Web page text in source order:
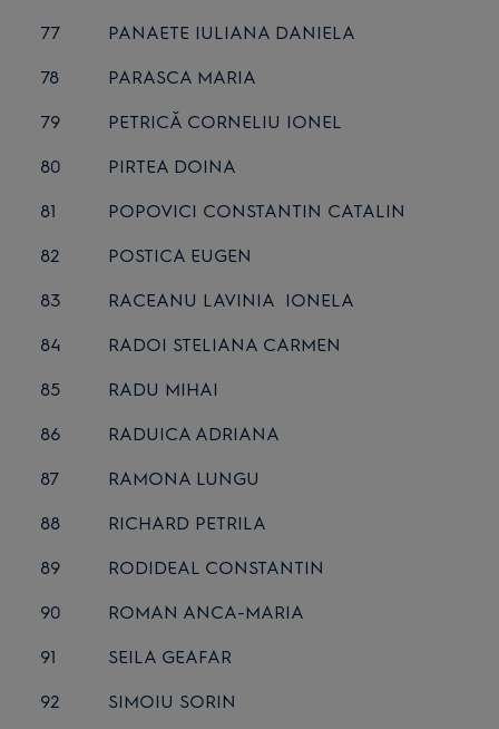
77
PANAETE IULIANA DANIELA
78
PARASCA MARIA
79
PETRICĂ CORNELIU IONEL
80
PIRTEA DOINA
81
POPOVICI CONSTANTIN CATALIN
82
POSTICA EUGEN
83
RACEANU LAVINIA IONELA
84
RADOI STELIANA CARMEN
85
RADU MIHAI
86
RADUICA ADRIANA
87
RAMONA LUNGU
88
RICHARD PETRILA
89
RODIDEAL CONSTANTIN
90
ROMAN ANCA-MARIA
91
SEILA GEAFAR
92
SIMOIU SORIN